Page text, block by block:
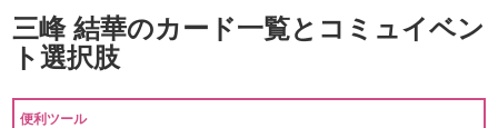
三峰 結華のカード一覧とコミュイベン
ト選択肢
便利ツール